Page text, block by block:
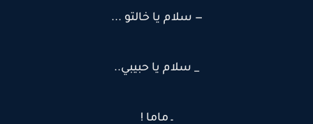
— سلام يا خالتو ...
_ سلام يا حبيبي..
ـ ماما !